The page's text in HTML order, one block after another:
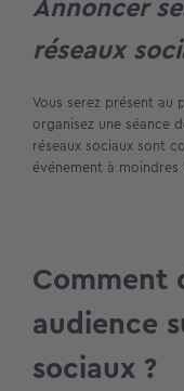
réseaux
Vous serez présent au
organisez une séance
réseaux sociaux sont
événement à moindres
Comment
audience
sociaux ?